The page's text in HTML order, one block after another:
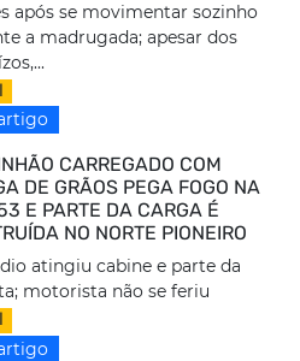
após se movimentar sozinho
a madrugada; apesar dos
CARREGADO COM
DE GRÃOS PEGA FOGO NA
E PARTE DA CARGA É
NO NORTE PIONEIRO
atingiu cabine e parte da
motorista não se feriu